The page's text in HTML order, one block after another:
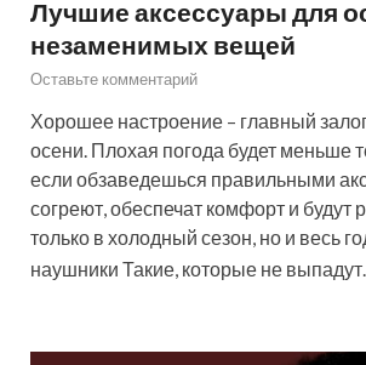
Лучшие аксессуары для
незаменимых вещей
Оставьте комментарий
Хорошее настроение – главный
осени. Плохая погода будет меньше
если обзаведешься правильными
согреют, обеспечат комфорт и будут
только в холодный сезон, но и весь
наушники Такие, которые не